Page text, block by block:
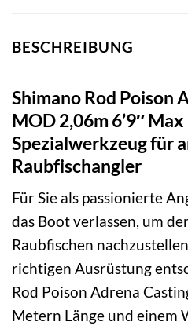
BESCHREIBUNG
Shimano Rod Poison
MOD 2,06m 6’9″
Spezialwerkzeug für
Raubfischangler
Für Sie als passionierte
das Boot verlassen, um
Raubfischen
richtigen Ausrüstung
Rod Poison Adrena
Metern Länge und einem